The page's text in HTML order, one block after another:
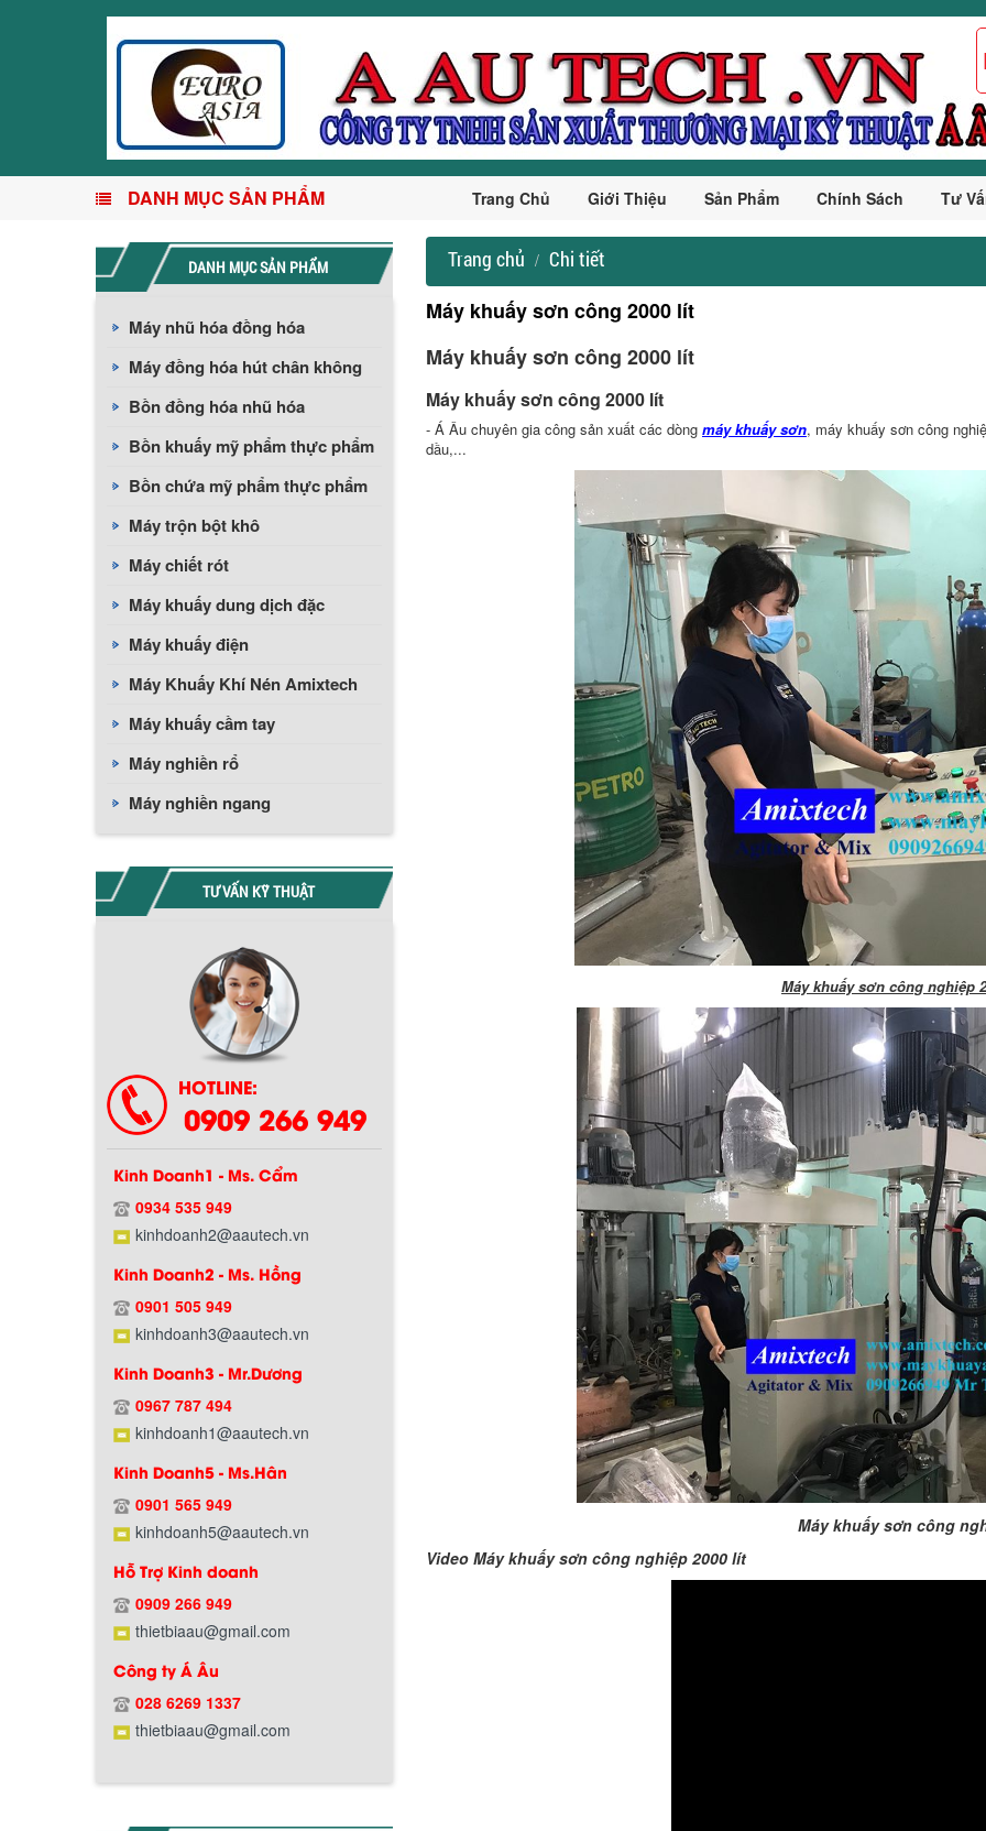
DANH MỤC SẢN PHẨM Trang Chủ Giới Thiệu Sản Phẩm Chính Sách Tư
DANH MỤC SẢN PHẨM
Máy nhũ hóa đồng hóa
Máy đồng hóa hút chân không
Bồn đồng hóa nhũ hóa
Bồn khuấy mỹ phẩm thực phẩm
Bồn chứa mỹ phẩm thực phẩm
Máy trộn bột khô
Máy chiết rót
Máy khuấy dung dịch đặc
Máy khuấy điện
Máy Khuấy Khí Nén Amixtech
Máy khuấy cầm tay
Máy nghiền rổ
Máy nghiền ngang
TƯ VẤN KỸ THUẬT
HOTLINE:
0909 266 949
Kinh Doanh1 - Ms. Cẩm
0934 535 949
kinhdoanh2@aautech.vn
Kinh Doanh2 - Ms. Hồng
0901 505 949
kinhdoanh3@aautech.vn
Kinh Doanh3 - Mr.Dương
0967 787 494
kinhdoanh1@aautech.vn
Kinh Doanh5 - Ms.Hân
0901 565 949
kinhdoanh5@aautech.vn
Hỗ Trợ Kinh doanh
0909 266 949
thietbiaau@gmail.com
Công ty Á Âu
028 6269 1337
thietbiaau@gmail.com
Chính sách bảo hành
Chính sách giao hàng
Hướng dẫn thanh toán mua hàng
Chính sách đổi trả hàng
Chính sách bảo hành
Trang chủ Chi tiết
Máy khuấy sơn công 2000 lít
Máy khuấy sơn công 2000 lít
Máy khuấy sơn công 2000 lít
- Á Âu chuyên gia công sản xuất các dòng máy khuấy sơn, máy khuấy sơn công
dầu,...
Máy khuấy sơn công nghiệp
Máy khuấy sơn công
Video Máy khuấy sơn công nghiệp 2000 lít
BỒN CHỨA GIẢI NHIỆT SƠN, MỰC
Bồn chứa giải nhiệt sơn, mực
in có cấu tạo gồm 2 lớp inox và